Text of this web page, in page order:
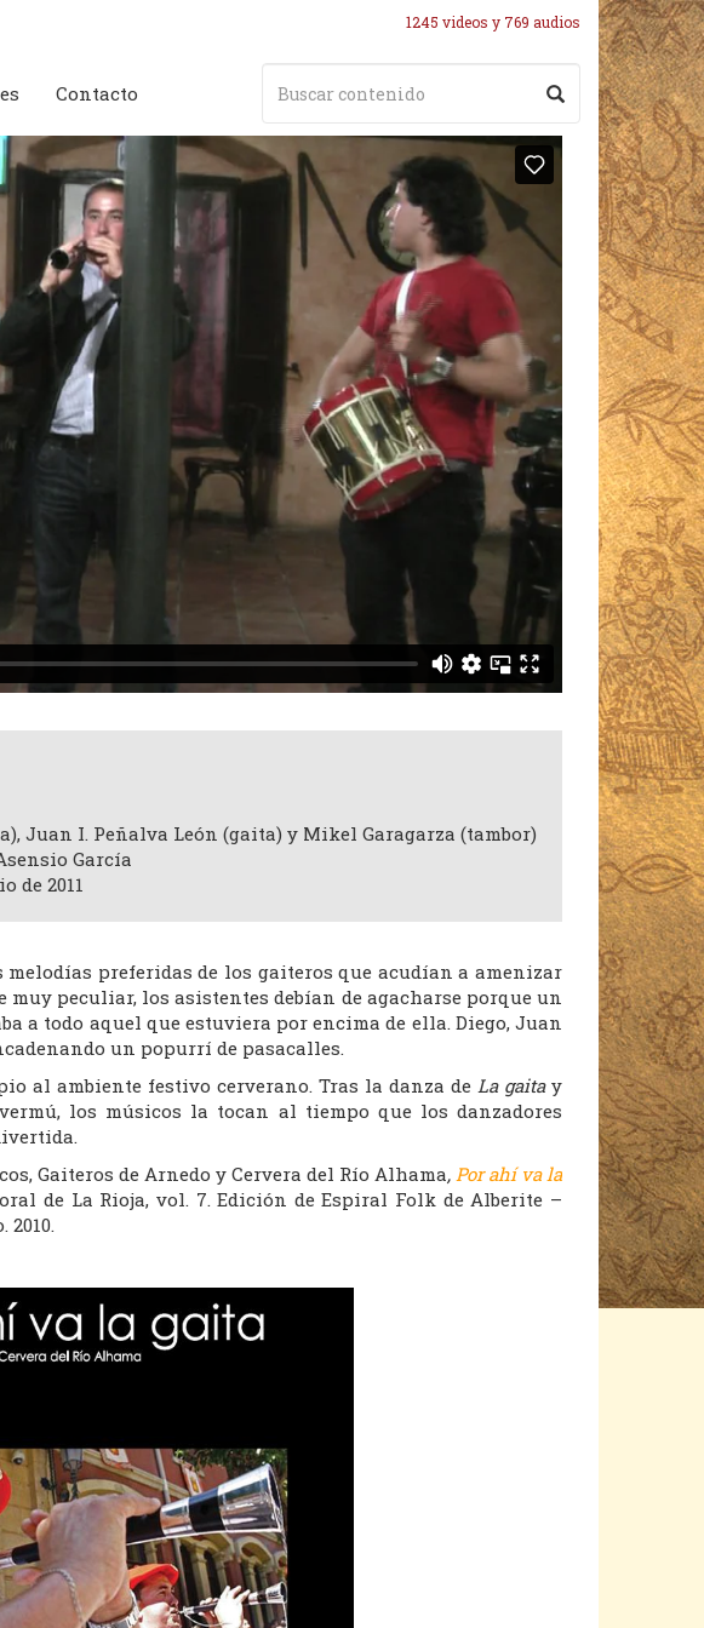
1245 videos y 769 audios
Contacto
Juan I. Peñalva León (gaita) y Mikel Garagarza (tambor)
García
de 2011
melodías preferidas de los gaiteros que acudían a amenizar
peculiar, los asistentes debían de agacharse porque un
a todo aquel que estuviera por encima de ella. Diego, Juan
un popurrí de pasacalles.
al ambiente festivo cerverano. Tras la danza de La gaitay
los músicos la tocan al tiempo que los danzadores
Gaiteros de Arnedo y Cervera del Río Alhama, Por ahí va la
de La Rioja, vol. 7. Edición de Espiral Folk de Alberite –